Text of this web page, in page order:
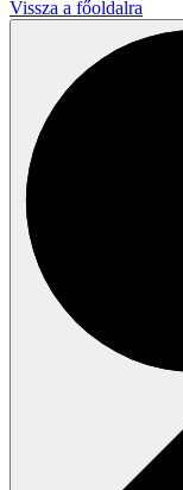
Vissza a főoldalra